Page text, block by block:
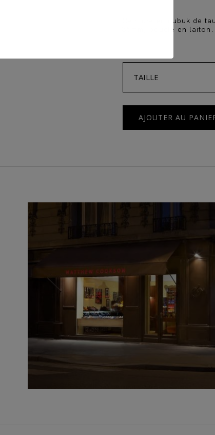
Ceinture en nubuk de
35mm, boucle en
TAILLE
AJOUTER AU